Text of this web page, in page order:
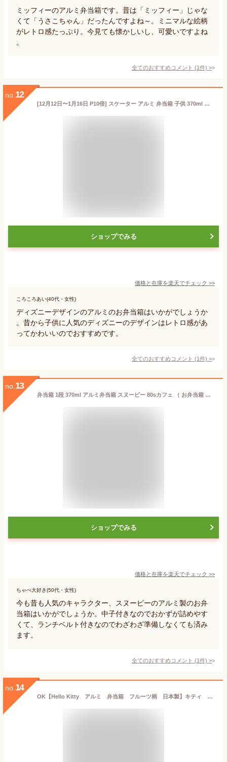
ミッフィーのアルミ弁当箱です。昔は「ミッフィー」じゃな
くて「うさこちゃん」だったんですよね～。ミニマルな絵柄
がレトロ感たっぷり。今見ても懐かしいし、可愛いですよね
。
全てのおすすめコメント (1件) >
no. 12
[12月12日〜1月16日 P10倍] スケーター アルミ 弁当箱 子供 370ml 日本製 ランチベルト 付き 保温庫対応 女の子 skater ALB5NVディズニー アナ雪 カーズ トイストーリー【キャラクター アルミランチボックス キッズ お弁当箱 お弁当 入園 中子付 子ども かわいい】
ショップでみる
価格と在庫を楽天でチェック >>
ころころあい(40代・女性)
ディズニーデザインのアルミのお弁当箱はいかがでしょうか
。昔から子供に人気のディズニーのデザインはレトロ感があ
ってかわいいのでおすすめです。
全てのおすすめコメント (1件) >
no. 13
弁当箱 1段 370ml アルミ弁当箱 スヌーピー 80sカフェ （ お弁当箱 ランチボックス 一段 保温庫対応 子供 日本製 保温庫 OK お弁当 弁当 幼稚園 保育園 ランチベルト付き 中子付き キッズ ）
ショップでみる
価格と在庫を楽天でチェック >>
ちゃぺ大好き(50代・女性)
今も昔も人気のキャラクター、スヌーピーのアルミ製のお弁
当箱はいかがでしょうか。中子付きなのでおかずが詰めやす
くて、ランチベルト付きなのでわざわざ準備しなくても済み
ます。
全てのおすすめコメント (1件) >
no. 14
OK【Hello Kitty アルミ 弁当箱 フルーツ柄 日本製】キティ キティちゃん おべんとう お弁当 弁当 ランチボックス 子ども キャラクター グッズ 女の子 女児 グッズ アルミ製 保温庫 電子レンジ OK アルミ弁当箱 サンリオ ハローキティ